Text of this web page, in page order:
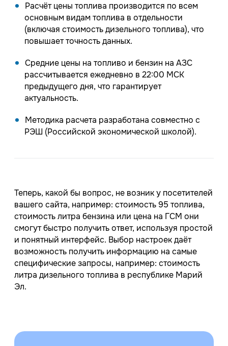
Расчёт цены топлива производится по всем
основным видам топлива в отдельности
(включая стоимость дизельного топлива), что
повышает точность данных.
Средние цены на топливо и бензин на АЗС
рассчитывается ежедневно в 22:00 МСК
предыдущего дня, что гарантирует
актуальность.
Методика расчета разработана совместно с
РЭШ (Российской экономической школой).
Теперь, какой бы вопрос, не возник у посетителей
вашего сайта, например: стоимость 95 топлива,
стоимость литра бензина или цена на ГСМ они
смогут быстро получить ответ, используя простой
и понятный интерфейс. Выбор настроек даёт
возможность получить информацию на самые
специфические запросы, например: стоимость
литра дизельного топлива в республике Марий
Эл.